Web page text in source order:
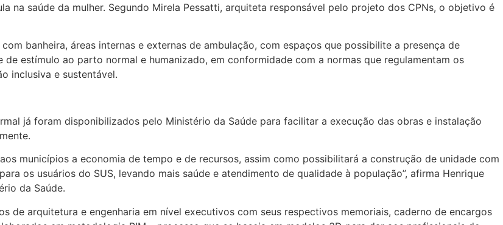
saúde da mulher. Segundo Mirela Pessatti, arquiteta responsável pelo projeto dos CPNs, o objetivo é
banheira, áreas internas e externas de ambulação, com espaços que possibilite a presença de
estímulo ao parto normal e humanizado, em conformidade com a normas que regulamentam os
inclusiva e sustentável.
já foram disponibilizados pelo Ministério da Saúde para facilitar a execução das obras e instalação
municípios a economia de tempo e de recursos, assim como possibilitará a construção de unidade com
os usuários do SUS, levando mais saúde e atendimento de qualidade à população”, afirma Henrique
da Saúde.
de arquitetura e engenharia em nível executivos com seus respectivos memoriais, caderno de encargos